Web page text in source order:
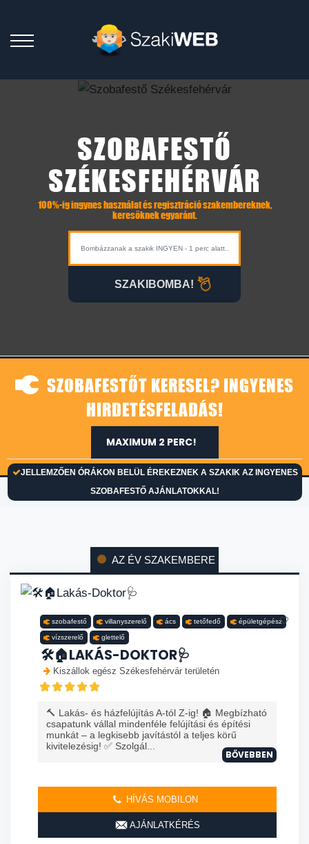
SZOBAFESTŐ
SZÉKESFEHÉRVÁR
100%-ig ingynes használat és regisztráció szakembereknek,
keresőknek egyaránt.
SZAKIBOMBA!
SZOBAFESTŐT KERESEL? INGYENES
HIRDETÉSFELADÁS!
JELLEMZŐEN ÓRÁKON BELÜL ÉREKEZNEK A SZAKIK AZ INGYENES
SZOBAFESTŐ AJÁNLATOKKAL!
MAXIMUM 2 PERC!
AZ ÉV SZAKEMBERE
szobafestő villanyszerelő ács tetőfedő épületgépész
vízszerelő glettelő
🛠️🏠LAKÁS-DOKTOR🩺
Kiszállok egész Székesfehérvár területén
🔨 Lakás- és házfelújítás A-tól Z-ig! 🏠 Megbízható
csapatunk vállal mindenféle felújítási és építési
munkát – a legkisebb javítástól a teljes körű
kivitelezésig! ✅ Szolgál...
BŐVEBBEN
HÍVÁS MOBILON
AJÁNLATKÉRÉS